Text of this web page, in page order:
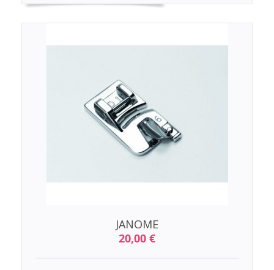
JANOME
20,00 €